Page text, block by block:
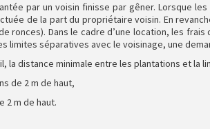
par un voisin finisse par gêner. Lorsque
de la part du propriétaire voisin. En
ronces). Dans le cadre d’une location, les
limites séparatives avec le voisinage, une
la distance minimale entre les plantations et
de 2 m de haut,
2 m de haut.